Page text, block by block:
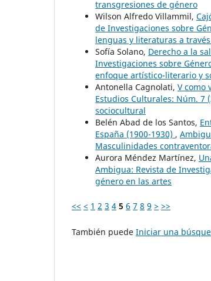
transgresiones de género
Wilson Alfredo Villammil,
de Investigaciones sobre
lenguas y literaturas a
Sofía Solano, Derecho a la
Investigaciones sobre
enfoque artístico-literario y
Antonella Cagnolati, V como
Estudios Culturales: Núm. 7
sociocultural
Belén Abad de los Santos,
España (1900-1930) ,
Masculinidades
Aurora Méndez Martínez,
Ambigua: Revista de
género en las artes
<< < 1 2 3 4 5 6 7 8 9 > >>
También puede Iniciar una